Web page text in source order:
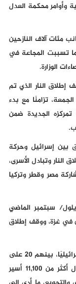
وأوامر محكمة العدل
مفقود، إلى جانب مئات آلاف النازحين
تسببت المجاعة في
إطلاق النار الذي تم
تزامنًا مع بدء
الجديدة ضمن
بين إسرائيل وحركة
وتبادل الأسرى،
مصر وقطر وتركيا
الخطة التي أعلنها ترامب في 29 أيلول/ سبتمبر الماضي
في غزة، ووقف إطلاق
وتقدّر سلطات الاحتلال أن في غزة 48 أسيرًا إسرائيليًا، بينهم 20 على
قيد الحياة، في حين يقبع في سجون الاحتلال أكثر من 11,100 أسير